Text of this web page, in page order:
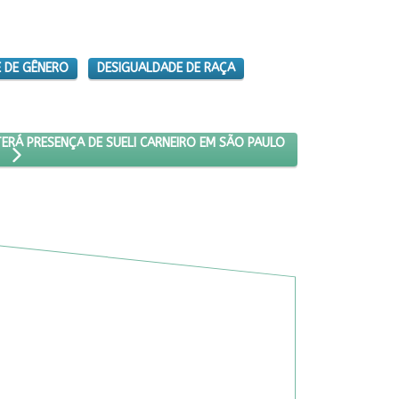
DE GÊNERO
DESIGUALDADE DE RAÇA
DAS PRETAS TERÁ PRESENÇA DE SUELI CARNEIRO EM SÃO PAULO
PRESENÇA DE SUELI CARNEIRO EM SÃO PAULO